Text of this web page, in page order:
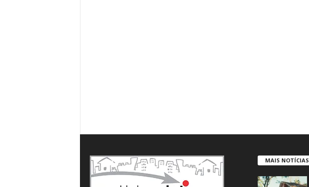
MAIS NOTÍCIAS